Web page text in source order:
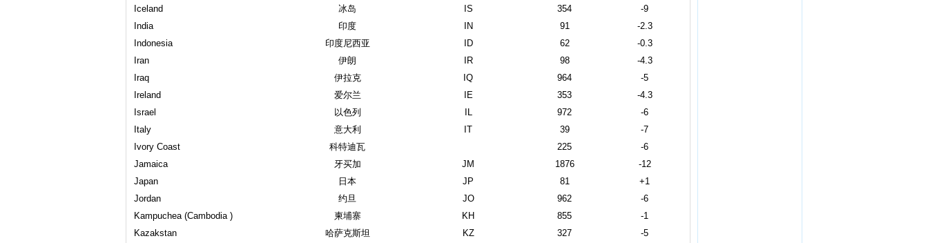
Iceland
冰岛 IS 354
-9
India
印度 IN 91
-2.3
Indonesia
印度尼西亚 ID 62
-0.3
Iran
伊朗 IR 98
-4.3
Iraq
伊拉克 IQ 964
-5
Ireland
爱尔兰 IE 353
-4.3
Israel
以色列 IL 972
-6
Italy
意大利 IT 39
-7
Ivory Coast
科特迪瓦 225
-6
Jamaica
牙买加 JM 1876
-12
Japan
日本 JP 81
+1
Jordan
约旦 JO 962
-6
Kampuchea (Cambodia )
柬埔寨 KH 855
-1
Kazakstan
哈萨克斯坦 KZ 327
-5